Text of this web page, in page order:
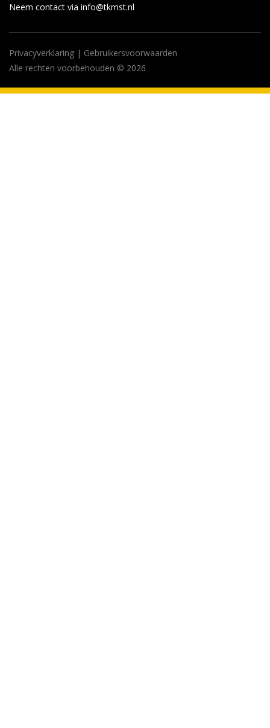
Neem contact via info@tkmst.nl
Privacyverklaring | Gebruikersvoorwaarden
Alle rechten voorbehouden © 2026